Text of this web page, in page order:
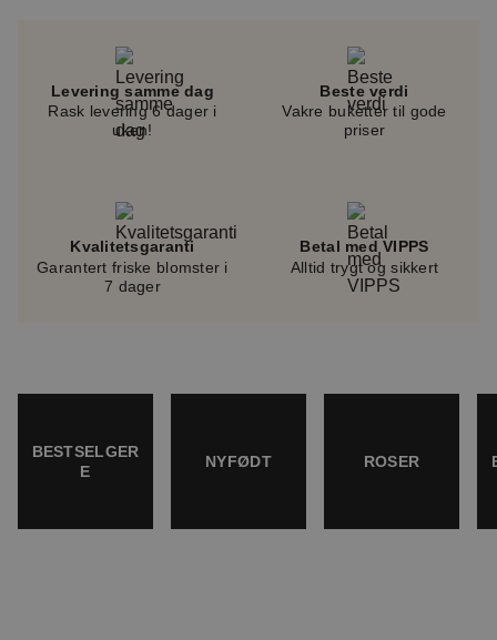
Levering samme dag
Rask levering 6 dager i
uken!
Beste verdi
Vakre buketter til gode
priser
Kvalitetsgaranti
Garantert friske blomster i
7 dager
Betal med VIPPS
Alltid trygt og sikkert
BESTSELGER
E
NYFØDT ROSER